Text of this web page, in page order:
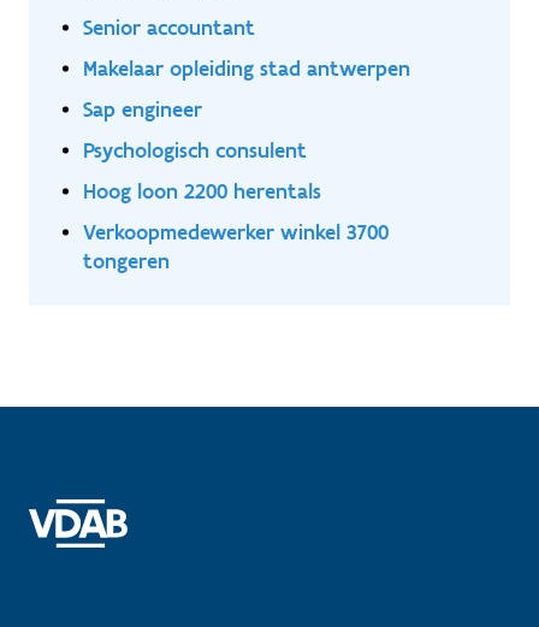
Senior accountant
Makelaar opleiding stad antwerpen
Sap engineer
Psychologisch consulent
Hoog loon 2200 herentals
Verkoopmedewerker winkel 3700
tongeren